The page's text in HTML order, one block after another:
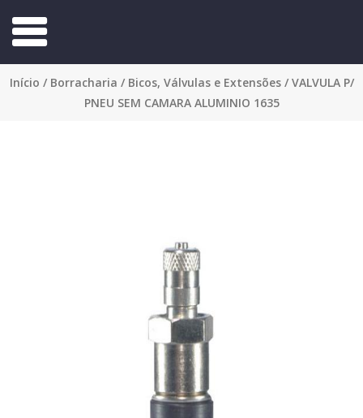
Início / Borracharia / Bicos, Válvulas e Extensões/ VALVULA P/
PNEU SEM CAMARA ALUMINIO 1635